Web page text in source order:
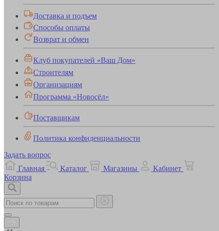
Доставка и подъем
Способы оплаты
Возврат и обмен
Клуб покупателей «Ваш Дом»
Строителям
Организациям
Программа «Новосёл»
Поставщикам
Политика конфиденциальности
Задать вопрос
Главная
Каталог Магазины
Кабинет
Корзина